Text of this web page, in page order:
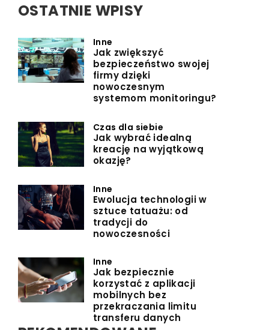
OSTATNIE WPISY
Inne
Jak zwiększyć
bezpieczeństwo swojej
firmy dzięki
nowoczesnym
systemom monitoringu?
Czas dla siebie
Jak wybrać idealną
kreację na wyjątkową
okazję?
Inne
Ewolucja technologii w
sztuce tatuażu: od
tradycji do
nowoczesności
Inne
Jak bezpiecznie
korzystać z aplikacji
mobilnych bez
przekraczania limitu
transferu danych